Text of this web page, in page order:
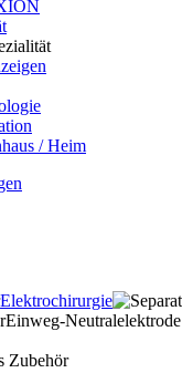
/ Heim
Elektrochirurgie
Einweg-Neutralelektrode
Zubehör